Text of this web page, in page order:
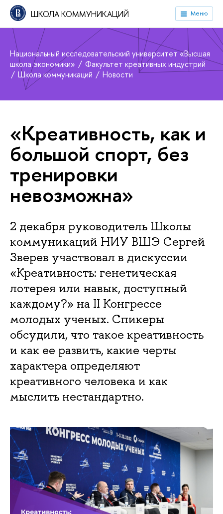
ШКОЛА КОММУНИКАЦИЙ Меню
Национальный исследовательский университет «Высшая
школа экономики»
Факультет креативных индустрий
Школа коммуникаций
Новости
«Креативность, как и
большой спорт, без
тренировки
невозможна»
2 декабря руководитель Школы
коммуникаций НИУ ВШЭ Сергей
Зверев участвовал в дискуссии
«Креативность: генетическая
лотерея или навык, доступный
каждому?» на II Конгрессе
молодых ученых. Спикеры
обсудили, что такое креативность
и как ее развить, какие черты
характера определяют
креативного человека и как
мыслить нестандартно.